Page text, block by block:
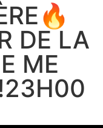
DE LA
ME